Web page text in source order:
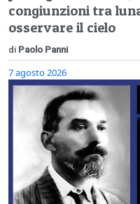
congiunzioni tra
osservare il cielo
di Paolo Panni
7 agosto 2026